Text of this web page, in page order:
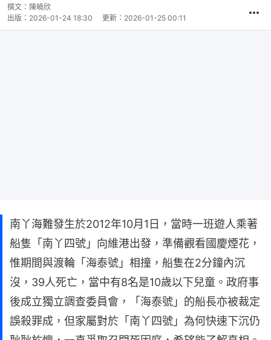
間
撰文： 陳曉欣
出版： 2026-01-24 18:30 更新： 2026-01-25 00:11
南丫海難發生於2012年10月1日，當時一班遊人乘著
船隻「南丫四號」向維港出發，準備觀看國慶煙花，
惟期間與渡輪「海泰號」相撞，船隻在2分鐘內沉
沒，39人死亡，當中有8名是10歲以下兒童。政府事
後成立獨立調查委員會，「海泰號」的船長亦被裁定
誤殺罪成，但家屬對於「南丫四號」為何快速下沉仍